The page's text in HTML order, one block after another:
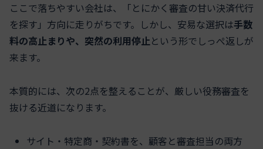
ここで落ちやすい会社は、「とにかく審査の甘い決済代行
を探す」方向に走りがちです。しかし、安易な選択は手数
料の高止まりや、突然の利用停止という形でしっぺ返しが
来ます。
本質的には、次の2点を整えることが、厳しい役務審査を
抜ける近道になります。
サイト・特定商・契約書を、顧客と審査担当の両方